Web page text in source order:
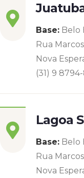
Base: Belo
Rua
Nova
(31) 9
Lagoa
Base: Belo
Rua
Nova